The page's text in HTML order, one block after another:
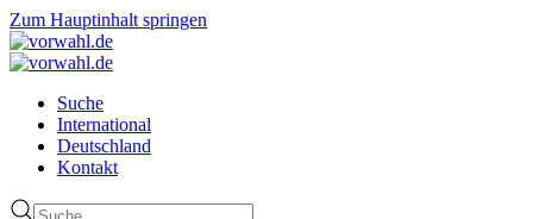
Zum Hauptinhalt springen
Suche
International
Deutschland
Kontakt